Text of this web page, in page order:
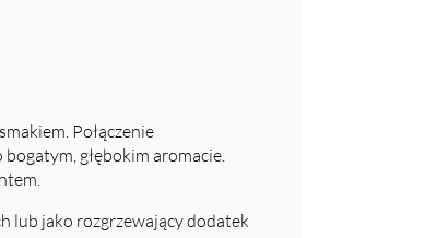
Połączenie
głębokim aromacie.
lub jako rozgrzewający dodatek